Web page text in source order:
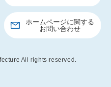
ホームページに関する
お問い合わせ
All rights reserved.